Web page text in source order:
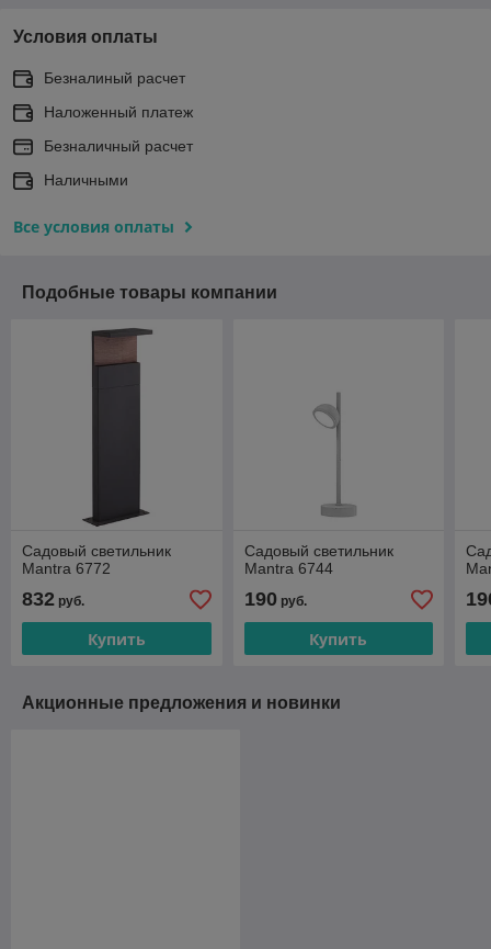
Условия оплаты
Безналиный расчет
Наложенный платеж
Безналичный расчет
Наличными
Все условия оплаты
Подобные товары компании
Садовый светильник
Mantra 6772
832 руб.
Купить
Садовый светильник
Mantra 6744
190руб.
Купить
Акционные предложения и новинки